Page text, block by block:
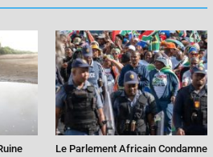
Le Parlement Africain Condamne